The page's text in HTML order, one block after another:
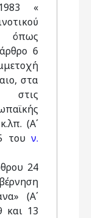
«
όπως
6
στα
στις
(Α΄
του ν.
24
(Α΄
και 13